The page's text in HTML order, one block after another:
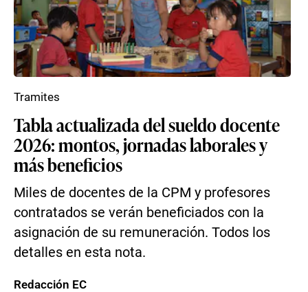
Tabla actualizada del sueldo docente
2026: montos, jornadas laborales y
más beneficios
Miles de docentes de la CPM y profesores
contratados se verán beneficiados con la
asignación de su remuneración. Todos los
detalles en esta nota.
Tramites
Redacción EC